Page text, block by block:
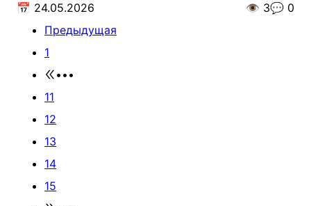
📅 24.05.2026 👁️ 3💬 0
Предыдущая
1
•••
11
12
13
14
15